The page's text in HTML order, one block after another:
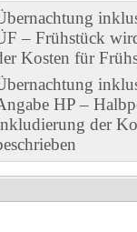
– Frühstück
Kosten für
HP –
der